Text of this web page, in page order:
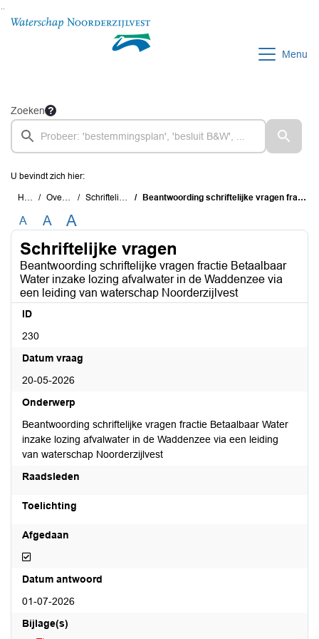
Ga naar de inhoud van deze pagina
Ga naar het zoeken
Ga naar het menu
Menu
Zoeken
U bevindt zich hier:
Home Overzichten Schriftelijke vragen Beantwoording schriftelijke vragen fractie Betaalbaar Water inzake lozing afvalwater in de Waddenzee via een leiding van waterschap Noorderzijlvest
A A A
Schriftelijke vragen
Beantwoording schriftelijke vragen fractie Betaalbaar
Water inzake lozing afvalwater in de Waddenzee via
een leiding van waterschap Noorderzijlvest
ID
230
Datum vraag
20-05-2026
Onderwerp
Beantwoording schriftelijke vragen fractie Betaalbaar Water
inzake lozing afvalwater in de Waddenzee via een leiding
van waterschap Noorderzijlvest
Raadsleden
Toelichting
Afgedaan
Afgedaan
Datum antwoord
01-07-2026
Bijlage(s)